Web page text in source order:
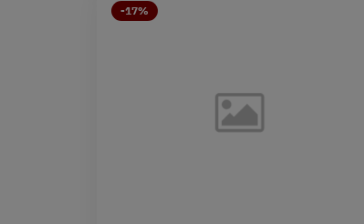
-17%